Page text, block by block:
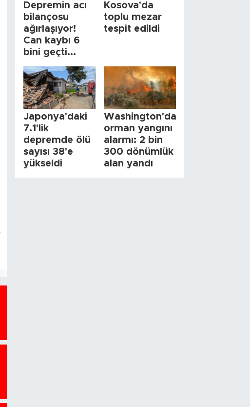
Depremin acı
bilançosu
ağırlaşıyor!
Can kaybı 6
bini geçti...
Kosova'da
toplu mezar
tespit edildi
Japonya'daki
7.1'lik
depremde ölü
sayısı 38'e
yükseldi
Washington'da
orman yangını
alarmı: 2 bin
300 dönümlük
alan yandı